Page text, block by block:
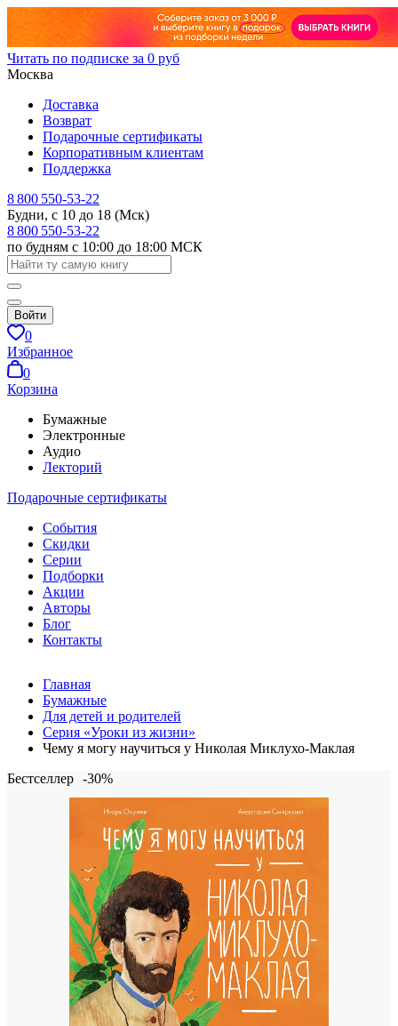
Читать по подписке за 0 руб
Москва
Доставка
Возврат
Подарочные сертификаты
Корпоративным клиентам
Поддержка
8 800 550-53-22
Будни, с 10 до 18 (Мск)
8 800 550-53-22
по будням с 10:00 до 18:00 МСК
Войти
0
Избранное
0
Корзина
Бумажные
Электронные
Аудио
Лекторий
Подарочные сертификаты
События
Скидки
Серии
Подборки
Акции
Авторы
Блог
Контакты
Главная
Бумажные
Для детей и родителей
Серия «Уроки из жизни»
Чему я могу научиться у Николая Миклухо-Маклая
Бестселлер -30%